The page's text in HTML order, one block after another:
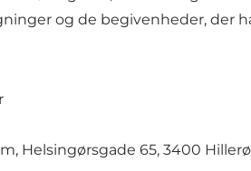
og de begivenheder, der
Helsingørsgade 65, 3400